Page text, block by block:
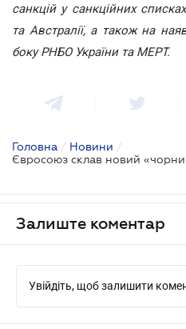
санкцій у санкційних
та Австралії, а також на
боку РНБО України та МЕРТ.
Головна / Новини /
Залиште коментар
Увійдіть, щоб залишити